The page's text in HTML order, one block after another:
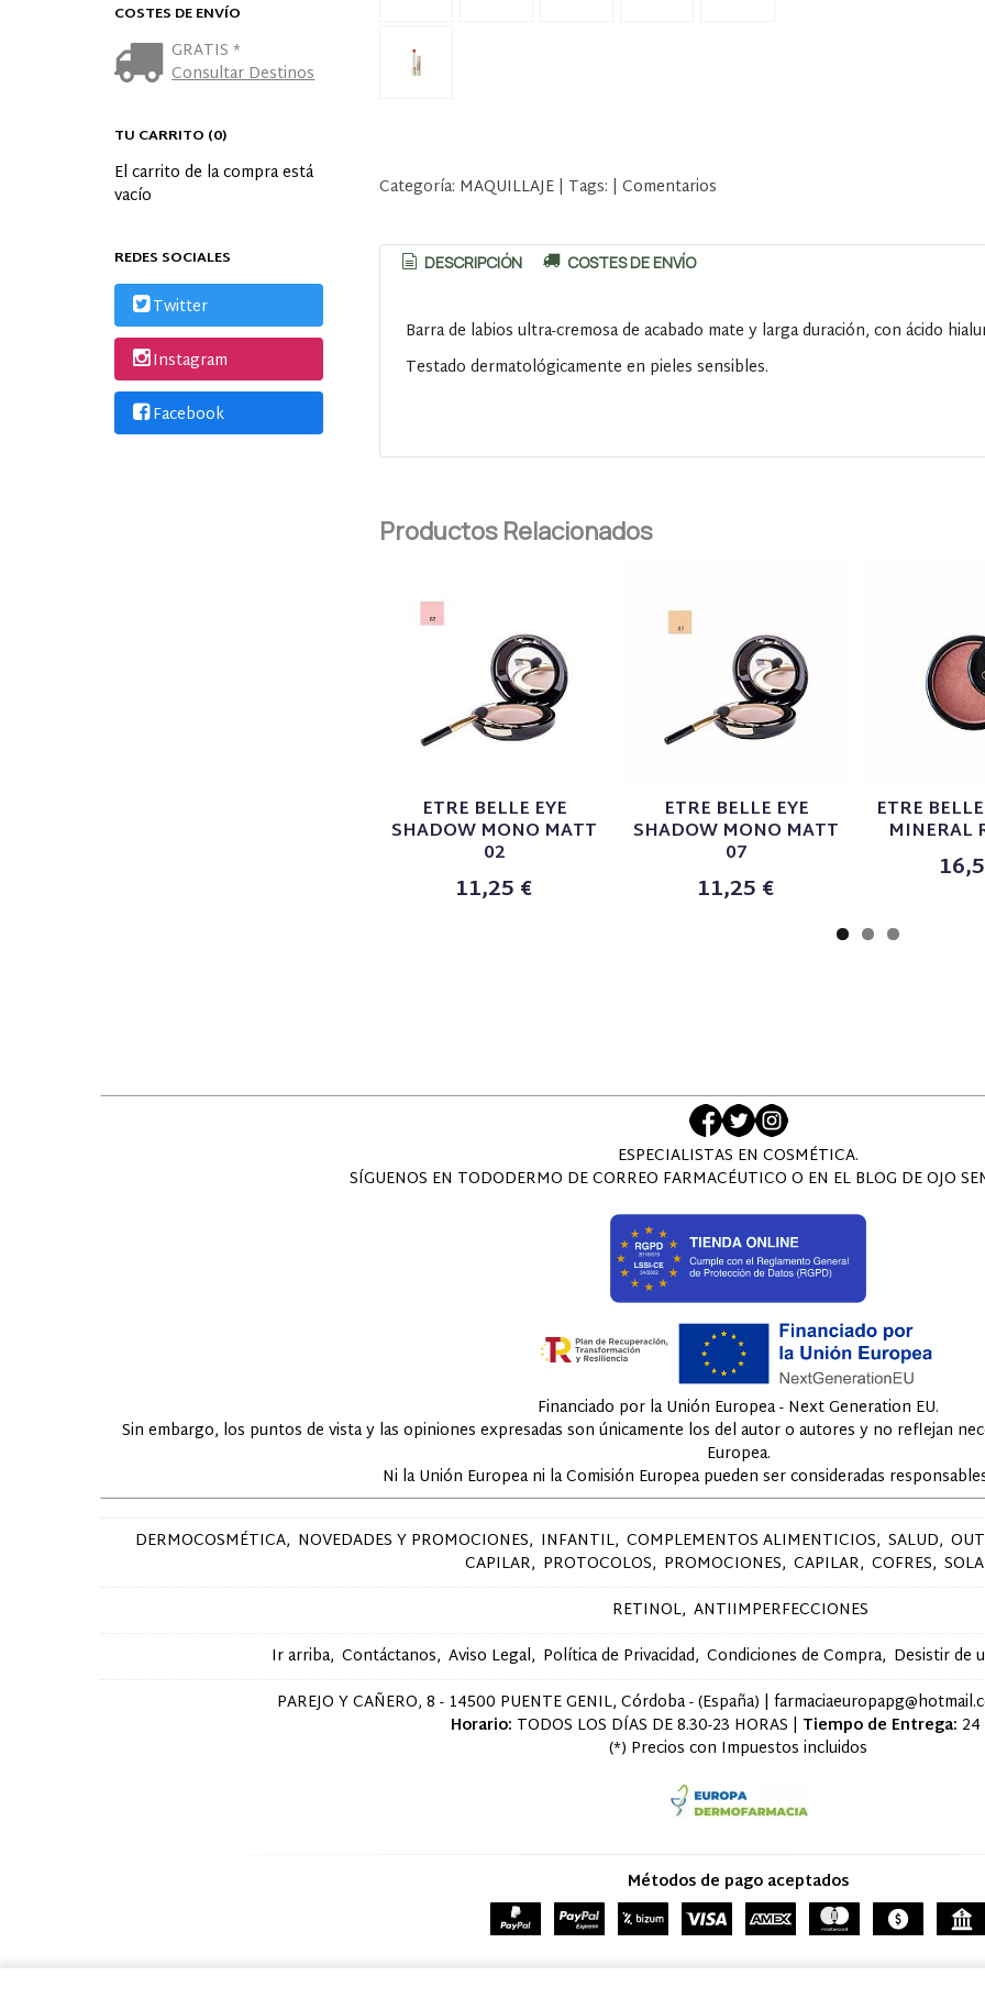
COSTES DE ENVÍO
GRATIS *
Consultar Destinos
TU CARRITO (0)
El carrito de la compra está
vacío
REDES SOCIALES
Twitter
Instagram
Facebook
Categoría: MAQUILLAJE| Tags: | Comentarios
DESCRIPCIÓN COSTES DE ENVÍO
Barra de labios ultra-cremosa de acabado mate y larga duración, con ácido
Testado dermatológicamente en pieles sensibles.
Productos Relacionados
ETRE BELLE EYE
SHADOW MONO MATT
02
11,25 €
ETRE BELLE EYE
SHADOW MONO MATT
07
11,25 €
ETRE
MINERAL
ESPECIALISTAS EN COSMÉTICA.
SÍGUENOS EN TODODERMO DE CORREO FARMACÉUTICO O EN EL BLOG DE OJO
Financiado por la Unión Europea - Next Generation EU.
Sin embargo, los puntos de vista y las opiniones expresadas son únicamente los del autor o autores y no reflejan
Europea.
Ni la Unión Europea ni la Comisión Europea pueden ser consideradas
DERMOCOSMÉTICA NOVEDADES Y PROMOCIONES INFANTIL COMPLEMENTOS ALIMENTICIOS SALUD
CAPILAR PROTOCOLOS PROMOCIONES CAPILAR COFRES
RETINOL ANTIIMPERFECCIONES
Ir arriba Contáctanos Aviso Legal Política de Privacidad Condiciones de Compra Desistir de
PAREJO Y CAÑERO, 8 - 14500 PUENTE GENIL, Córdoba - (España) |
Horario: TODOS LOS DÍAS DE 8.30-23 HORAS | Tiempo de Entrega:
(*) Precios con Impuestos incluidos
Métodos de pago aceptados